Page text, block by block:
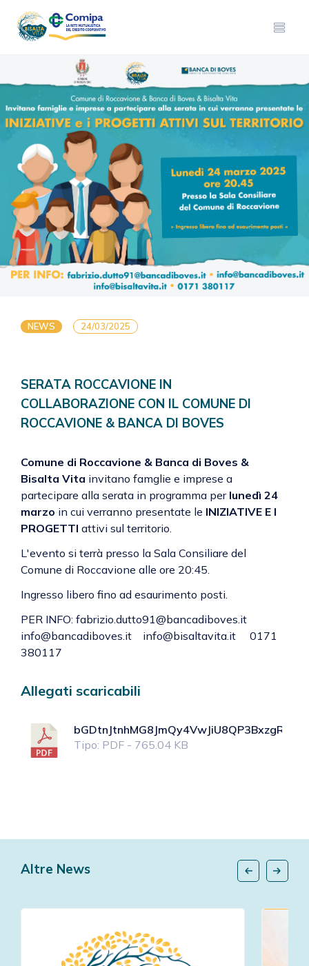
NEWS 24/03/2025
SERATA ROCCAVIONE IN
COLLABORAZIONE CON IL COMUNE DI
ROCCAVIONE & BANCA DI BOVES
Comune di Roccavione & Banca di Boves &
Bisalta Vita invitano famglie e imprese a
partecipare alla serata in programma per lunedì 24
marzo in cui verranno presentate le INIZIATIVE E I
PROGETTI attivi sul territorio.
L'evento si terrà presso la Sala Consiliare del
Comune di Roccavione alle ore 20:45.
Ingresso libero fino ad esaurimento posti.
PER INFO: fabrizio.dutto91@bancadiboves.it
info@bancadiboves.it info@bisaltavita.it 0171
380117
Allegati scaricabili
Tipo: PDF - 765.04 KB
Altre News